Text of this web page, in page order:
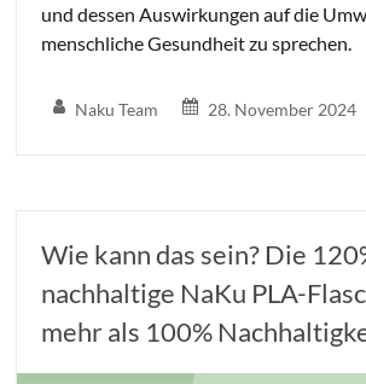
und dessen Auswirkungen auf die
menschliche Gesundheit zu sprechen.
Naku Team 28. November 2024
Wie kann das sein? Die
nachhaltige NaKu PLA-
mehr als 100%